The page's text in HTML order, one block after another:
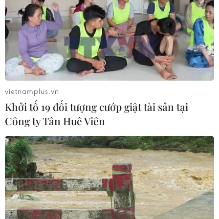
07/08/2026 02:14
Lần đầu Cà Mau tổ chức Lễ hội
Khinh khí cầu gắn với Ngày hội Văn
hóa di sản
Chiêm ngưỡng vẻ đẹp kỳ vĩ
trên cung đường ven biển Khánh
Hòa
06/08/2026 09:40
Buôn Ma Thuột - đô thị dưới
những tán cổ thụ
06/08/2026 04:22
vietnamplus.vn
Khởi tố 19 đối tượng cướp giật tài sản tại
Công ty Tân Huê Viên